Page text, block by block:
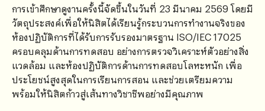
การเข้าศึกษาดูงานครั้งนี้จัดขึ้นในวันที่ 23 มีนาคม 2569 โดยมี
วัตถุประสงค์เพื่อให้นิสิตได้เรียนรู้กระบวนการทำงานจริงของ
ห้องปฏิบัติการที่ได้รับการรับรองมาตรฐาน ISO/IEC 17025
ครอบคลุมด้านการทดสอบ อย่างการตรวจวิเคราะห์ตัวอย่างสิ่ง
แวดล้อม และห้องปฏิบัติการด้านการทดสอบโลหะหนัก เพื่อ
ประโยชน์สูงสุดในการเรียนการสอน และช่วยเตรียมความ
พร้อมให้นิสิตก้าวสู่เส้นทางวิชาชีพอย่างมีคุณภาพ